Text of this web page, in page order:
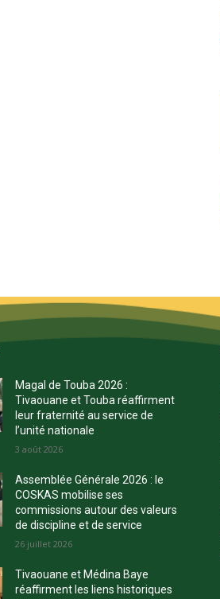
Magal de Touba 2026 :
Tivaouane et Touba réaffirment
leur fraternité au service de
l’unité nationale
3 août 2026
Assemblée Générale 2026 : le
COSKAS mobilise ses
commissions autour des valeurs
de discipline et de service
26 juillet 2026
Tivaouane et Médina Baye
réaffirment les liens historiques